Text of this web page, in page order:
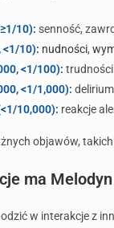
10): senność,
<1/10): nudności,
<1/100):
<1/1,000):
10,000): reakcje
objawów,
ma
w interakcje z